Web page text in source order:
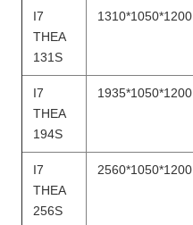
I7
THEA
131S
1310*1050*1200
I7
THEA
194S
1935*1050*1200
I7
THEA
256S
2560*1050*1200